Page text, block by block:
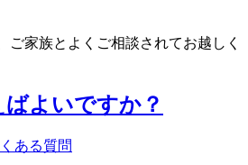
ご家族とよくご相談されてお越しく
よいですか？
ある質問